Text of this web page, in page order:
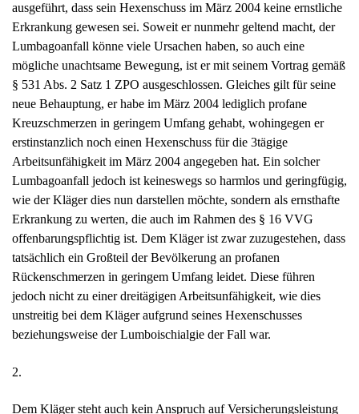
ausgeführt, dass sein Hexenschuss im März 2004 keine ernstliche
Erkrankung gewesen sei. Soweit er nunmehr geltend macht, der
Lumbagoanfall könne viele Ursachen haben, so auch eine
mögliche unachtsame Bewegung, ist er mit seinem Vortrag gemäß
§ 531 Abs. 2 Satz 1 ZPO ausgeschlossen. Gleiches gilt für seine
neue Behauptung, er habe im März 2004 lediglich profane
Kreuzschmerzen in geringem Umfang gehabt, wohingegen er
erstinstanzlich noch einen Hexenschuss für die 3tägige
Arbeitsunfähigkeit im März 2004 angegeben hat. Ein solcher
Lumbagoanfall jedoch ist keineswegs so harmlos und geringfügig,
wie der Kläger dies nun darstellen möchte, sondern als ernsthafte
Erkrankung zu werten, die auch im Rahmen des § 16 VVG
offenbarungspflichtig ist. Dem Kläger ist zwar zuzugestehen, dass
tatsächlich ein Großteil der Bevölkerung an profanen
Rückenschmerzen in geringem Umfang leidet. Diese führen
jedoch nicht zu einer dreitägigen Arbeitsunfähigkeit, wie dies
unstreitig bei dem Kläger aufgrund seines Hexenschusses
beziehungsweise der Lumboischialgie der Fall war.
2.
Dem Kläger steht auch kein Anspruch auf Versicherungsleistung